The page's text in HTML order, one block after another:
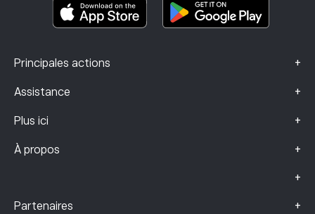
Principales actions +
Assistance +
Plus ici +
À propos +
+
Données sur les plaintes (clients FCA)
Partenaires +